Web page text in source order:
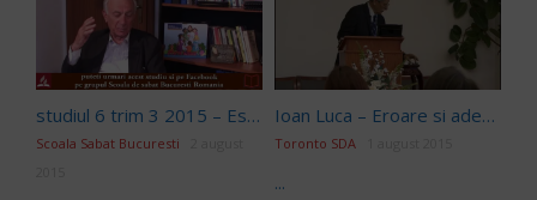
studiul 6 trim 3 2015 – Estera si Mardoheu
Scoala Sabat Bucuresti
Ioan Luca – Eroare si adevar/Conflictul dintre eroare si adevar – Sambata 18 Iulie 2015
Toronto SDA
...